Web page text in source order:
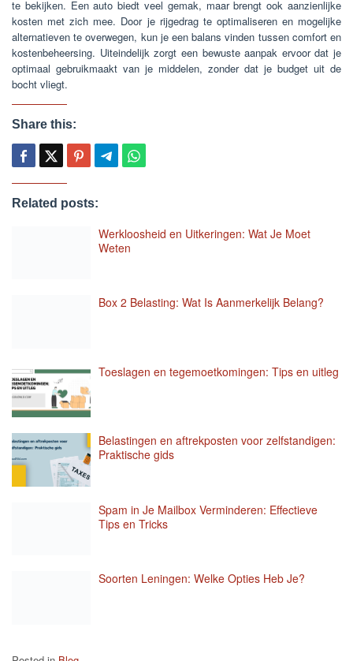
te bekijken. Een auto biedt veel gemak, maar brengt ook aanzienlijke
kosten met zich mee. Door je rijgedrag te optimaliseren en mogelijke
alternatieven te overwegen, kun je een balans vinden tussen comfort en
kostenbeheersing. Uiteindelijk zorgt een bewuste aanpak ervoor dat je
optimaal gebruikmaakt van je middelen, zonder dat je budget uit de
bocht vliegt.
Share this:
Related posts:
Werkloosheid en Uitkeringen: Wat Je Moet
Weten
Box 2 Belasting: Wat Is Aanmerkelijk Belang?
Toeslagen en tegemoetkomingen: Tips en uitleg
Belastingen en aftrekposten voor zelfstandigen:
Praktische gids
Spam in Je Mailbox Verminderen: Effectieve
Tips en Tricks
Soorten Leningen: Welke Opties Heb Je?